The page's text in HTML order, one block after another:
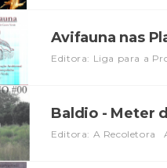
Avifauna nas
Editora: Liga para a
Baldio - Meter
Editora: A Recoletora